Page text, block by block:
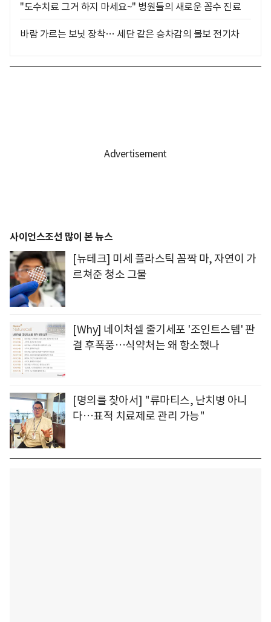
"도수치료 그거 하지 마세요~" 병원들의 새로운 꼼수 진료
바람 가르는 보닛 장착… 세단 같은 승차감의 볼보 전기차
사이언스조선 많이 본 뉴스
[뉴테크] 미세 플라스틱 꼼짝 마, 자연이 가
르쳐준 청소 그물
[Why] 네이처셀 줄기세포 '조인트스템' 판
결 후폭풍…식약처는 왜 항소했나
[명의를 찾아서] "류마티스, 난치병 아니
다…표적 치료제로 관리 가능"